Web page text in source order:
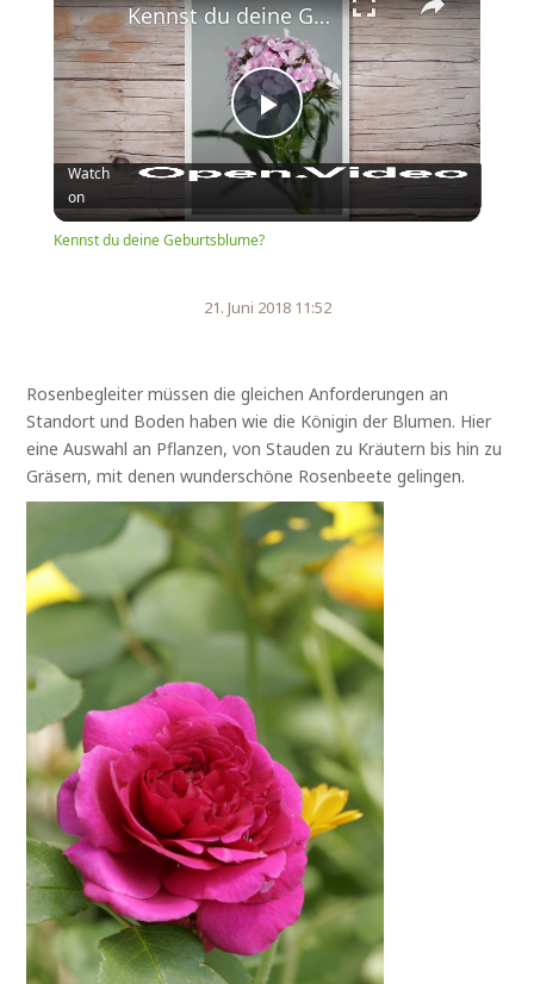
Play
Video
Kennst du deine Geburtsblume?
Watch
on
Kennst du deine Geburtsblume?
21. Juni 2018 11:52
Rosenbegleiter müssen die gleichen Anforderungen an
Standort und Boden haben wie die Königin der Blumen. Hier
eine Auswahl an Pflanzen, von Stauden zu Kräutern bis hin zu
Gräsern, mit denen wunderschöne Rosenbeete gelingen.